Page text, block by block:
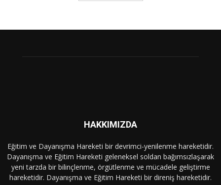
HAKKIMIZDA
Eğitim ve Dayanışma Hareketi bir devrimci-yenilenme hareketidir.
Dayanışma ve Eğitim Hareketi geleneksel soldan bağımsızlaşarak
yeni tarzda bir bilinçlenme, örgütlenme ve mücadele geliştirme
hareketidir. Dayanışma ve Eğitim Hareketi bir direniş hareketidir.